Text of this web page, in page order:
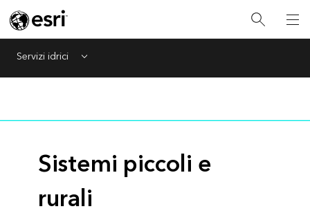
Servizi idrici Menu
Sistemi piccoli e
rurali